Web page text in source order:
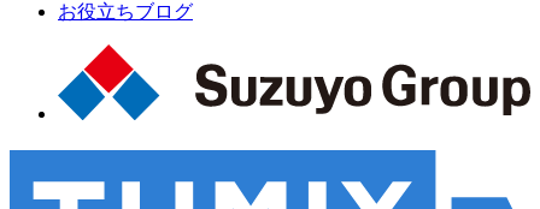
お役立ちブログ